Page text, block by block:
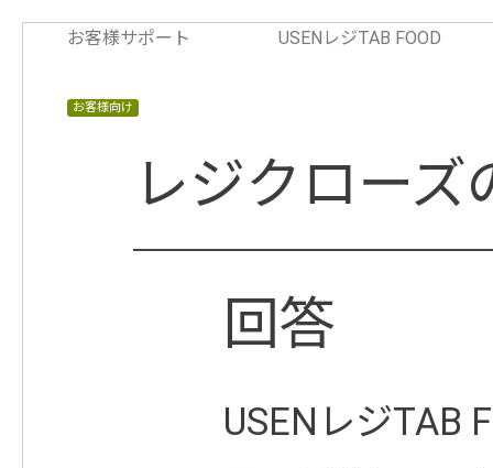
お客様サポート USENレジTAB FOOD
お客様向け
レジクロー
USENレジTAB